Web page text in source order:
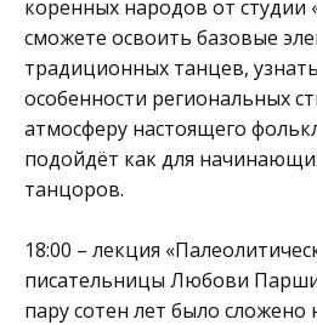
коренных народов от студии
сможете освоить базовые
традиционных танцев,
особенности региональных
атмосферу настоящего
подойдёт как для
танцоров.
18:00 – лекция
писательницы Любови
пару сотен лет было